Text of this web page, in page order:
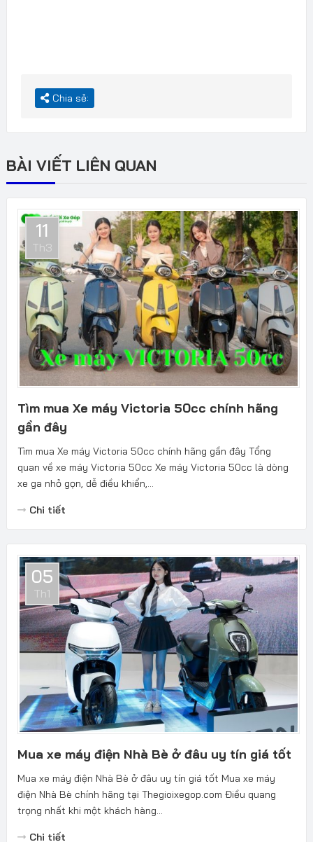
Chia sẻ:
BÀI VIẾT LIÊN QUAN
11
Th3
Tìm mua Xe máy Victoria 50cc chính hãng
gần đây
Tìm mua Xe máy Victoria 50cc chính hãng gần đây Tổng
quan về xe máy Victoria 50cc Xe máy Victoria 50cc là dòng
xe ga nhỏ gọn, dễ điều khiển,...
Chi tiết
05
Th1
Mua xe máy điện Nhà Bè ở đâu uy tín giá tốt
Mua xe máy điện Nhà Bè ở đâu uy tín giá tốt Mua xe máy
điện Nhà Bè chính hãng tại Thegioixegop.com Điều quang
trọng nhất khi một khách hàng...
Chi tiết